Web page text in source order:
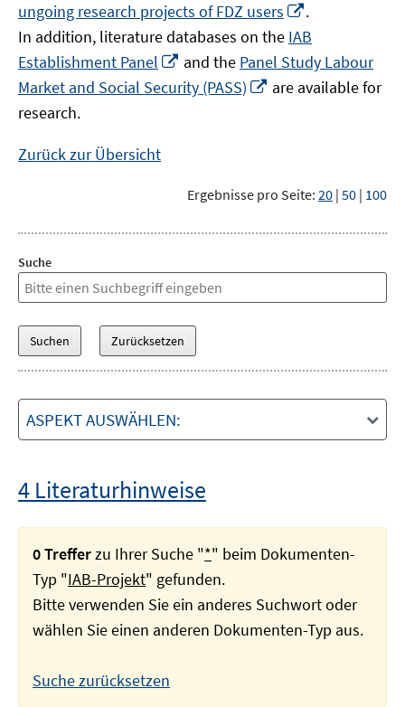
ungoing research projects of FDZ users
neuem
Fenster
öffnen
.
In addition, literature databases on the IAB
Establishment Panel
In
neuem
Fenster
and the Panel Study Labour
Market and Social Security (PASS)
In
are available for
research.
Zurück zur Übersicht
Ergebnisse pro Seite: 20 | 50 | 100
Suche
ASPEKT AUSWÄHLEN:
4 Literaturhinweise
0 Trefferzu Ihrer Suche "*" beim Dokumenten-
Typ "IAB-Projekt" gefunden.
Bitte verwenden Sie ein anderes Suchwort oder
wählen Sie einen anderen Dokumenten-Typ aus.
Suche zurücksetzen